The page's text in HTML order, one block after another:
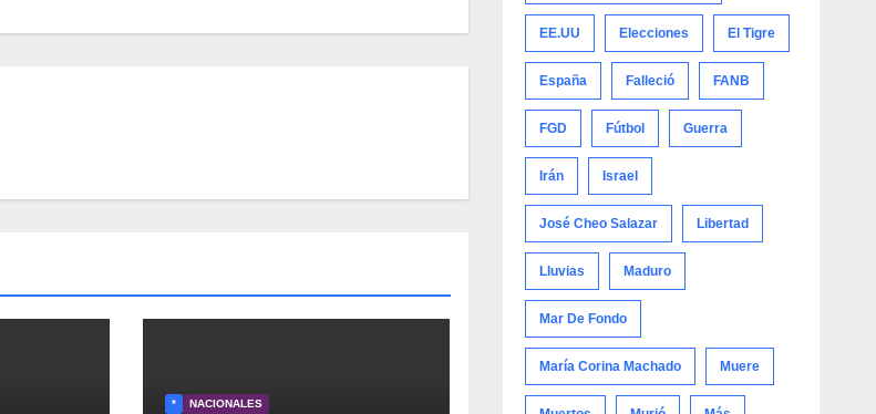
* NACIONALES
EE.UU Elecciones El Tigre
España Falleció FANB
FGD Fútbol Guerra
Irán Israel
José Cheo Salazar Libertad
Lluvias Maduro
Mar De Fondo
María Corina Machado Muere